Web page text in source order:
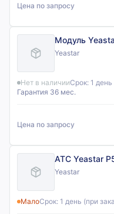
Цена по запросу
Yeastar
Нет в наличииСрок: 1
Гарантия 36 мес.
Цена по запросу
АТС Yeastar
Yeastar
МалоСрок: 1 день (при